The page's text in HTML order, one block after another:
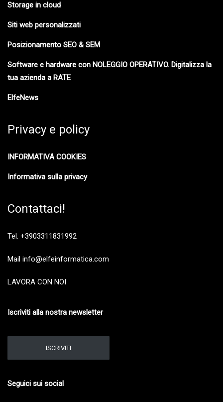
Storage in cloud
Siti web personalizzati
Posizionamento SEO & SEM
Software e hardware con NOLEGGIO OPERATIVO. Digitalizza la
tua azienda a RATE
ElfeNews
Privacy e policy
INFORMATIVA COOKIES
Informativa sulla privacy
Contattaci!
Tel. +3903311831992
Mail info@elfeinformatica.com
LAVORA CON NOI
Iscriviti alla nostra newsletter
ISCRIVITI
Seguici sui social